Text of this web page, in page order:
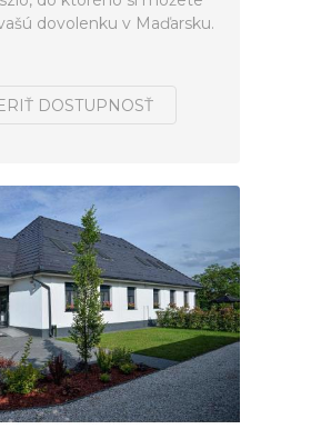
dovolenku v Maďarsku.
DOSTUPNOSŤ